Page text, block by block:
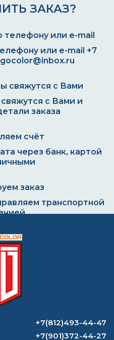
ЗАКАЗ?
или e-mail +7
с Вами и
заказа
через банк, картой
транспортной
разбавитель?
что это?
+7(812)493-44-47
+7(901)372-44-27